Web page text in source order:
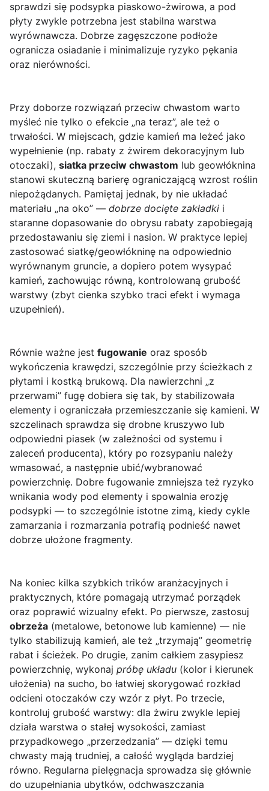
sprawdzi się podsypka piaskowo-żwirowa, a pod
płyty zwykle potrzebna jest stabilna warstwa
wyrównawcza. Dobrze zagęszczone podłoże
ogranicza osiadanie i minimalizuje ryzyko pękania
oraz nierówności.
Przy doborze rozwiązań przeciw chwastom warto
myśleć nie tylko o efekcie „na teraz”, ale też o
trwałości. W miejscach, gdzie kamień ma leżeć jako
wypełnienie (np. rabaty z żwirem dekoracyjnym lub
otoczaki), siatka przeciw chwastom lub geowłóknina
stanowi skuteczną barierę ograniczającą wzrost roślin
niepożądanych. Pamiętaj jednak, by nie układać
materiału „na oko” — dobrze docięte zakładki i
staranne dopasowanie do obrysu rabaty zapobiegają
przedostawaniu się ziemi i nasion. W praktyce lepiej
zastosować siatkę/geowłókninę na odpowiednio
wyrównanym gruncie, a dopiero potem wysypać
kamień, zachowując równą, kontrolowaną grubość
warstwy (zbyt cienka szybko traci efekt i wymaga
uzupełnień).
Równie ważne jest fugowanie oraz sposób
wykończenia krawędzi, szczególnie przy ścieżkach z
płytami i kostką brukową. Dla nawierzchni „z
przerwami” fugę dobiera się tak, by stabilizowała
elementy i ograniczała przemieszczanie się kamieni. W
szczelinach sprawdza się drobne kruszywo lub
odpowiedni piasek (w zależności od systemu i
zaleceń producenta), który po rozsypaniu należy
wmasować, a następnie ubić/wybranować
powierzchnię. Dobre fugowanie zmniejsza też ryzyko
wnikania wody pod elementy i spowalnia erozję
podsypki — to szczególnie istotne zimą, kiedy cykle
zamarzania i rozmarzania potrafią podnieść nawet
dobrze ułożone fragmenty.
Na koniec kilka szybkich trików aranżacyjnych i
praktycznych, które pomagają utrzymać porządek
oraz poprawić wizualny efekt. Po pierwsze, zastosuj
obrzeża (metalowe, betonowe lub kamienne) — nie
tylko stabilizują kamień, ale też „trzymają” geometrię
rabat i ścieżek. Po drugie, zanim całkiem zasypiesz
powierzchnię, wykonaj próbę układu (kolor i kierunek
ułożenia) na sucho, bo łatwiej skorygować rozkład
odcieni otoczaków czy wzór z płyt. Po trzecie,
kontroluj grubość warstwy: dla żwiru zwykle lepiej
działa warstwa o stałej wysokości, zamiast
przypadkowego „przerzedzania” — dzięki temu
chwasty mają trudniej, a całość wygląda bardziej
równo. Regularna pielęgnacja sprowadza się głównie
do uzupełniania ubytków, odchwaszczania